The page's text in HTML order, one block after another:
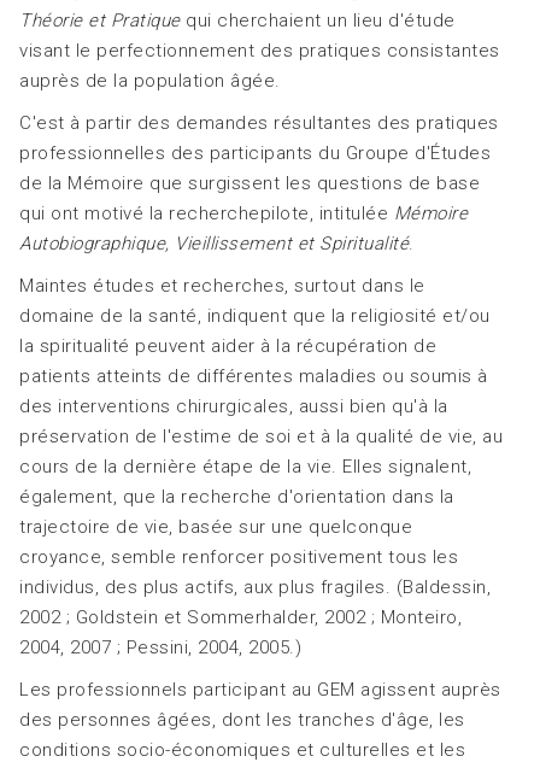
Théorie et Pratiquequi cherchaient un lieu d'étude
visant le perfectionnement des pratiques consistantes
auprès de la population âgée.
C'est à partir des demandes résultantes des pratiques
professionnelles des participants du Groupe d'Études
de la Mémoire que surgissent les questions de base
qui ont motivé la recherchepilote, intitulée Mémoire
Autobiographique, Vieillissement et Spiritualité.
Maintes études et recherches, surtout dans le
domaine de la santé, indiquent que la religiosité et/ou
la spiritualité peuvent aider à la récupération de
patients atteints de différentes maladies ou soumis à
des interventions chirurgicales, aussi bien qu'à la
préservation de l'estime de soi et à la qualité de vie, au
cours de la dernière étape de la vie. Elles signalent,
également, que la recherche d'orientation dans la
trajectoire de vie, basée sur une quelconque
croyance, semble renforcer positivement tous les
individus, des plus actifs, aux plus fragiles. (Baldessin,
2002 ; Goldstein et Sommerhalder, 2002 ; Monteiro,
2004, 2007 ; Pessini, 2004, 2005.)
Les professionnels participant au GEM agissent auprès
des personnes âgées, dont les tranches d'âge, les
conditions socio-économiques et culturelles et les